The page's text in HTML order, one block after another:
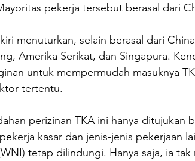
pekerja tersebut berasal dari
menuturkan, selain berasal dari
Amerika Serikat, dan Singapura.
untuk mempermudah masuknya
tertentu.
perizinan TKA ini hanya ditujukan
kasar dan jenis-jenis pekerjaan
tetap dilindungi. Hanya saja, ia